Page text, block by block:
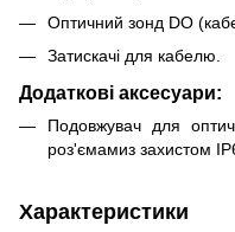
Оптичний зонд DO
Затискачі для кабелю.
Додаткові аксесуари:
Подовжувач для
роз'ємамиз захистом
Характеристики